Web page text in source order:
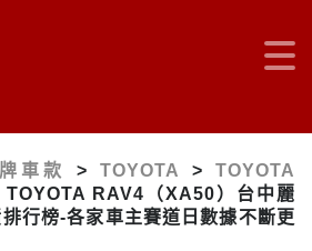
車款 > TOYOTA >
TOYOTA
TOYOTA RAV4（XA50）台中麗
行榜-各家車主賽道日數據不斷更